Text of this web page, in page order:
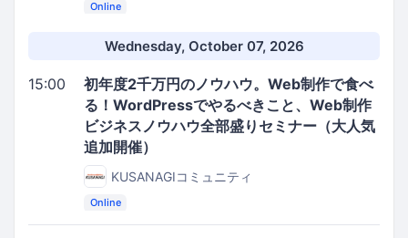
Online
Wednesday, October 07, 2026
15:00
初年度2千万円のノウハウ。Web制作で食べ
る！WordPressでやるべきこと、Web制作
ビジネスノウハウ全部盛りセミナー（大人気
追加開催）
KUSANAGIコミュニティ
Online